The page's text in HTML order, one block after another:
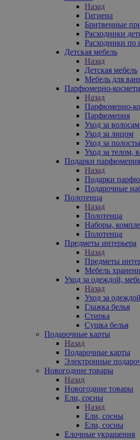
Назад
Гигиена
Бритвенные
Расходники
Расходники по
Детская мебель
Назад
Детская мебель
Мебель для
Парфюмерно-
Назад
Парфюмерно-
Парфюмерия
Уход за
Уход за лицом
Уход за
Уход за телом,
Подарки парфюмерия
Назад
Подарки
Подарочные
Полотенца
Назад
Полотенца
Наборы,
Полотенца
Предметы интерьера
Назад
Предметы
Мебель
Уход за одеждой,
Назад
Уход за
Глажка белья
Стирка
Сушка белья
Подарочные карты
Назад
Подарочные карты
Электронные
Новогодние товары
Назад
Новогодние товары
Ели, сосны
Назад
Ели, сосны
Ели, сосны
Елочные украшения